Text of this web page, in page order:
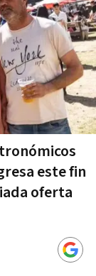
este fin
oferta